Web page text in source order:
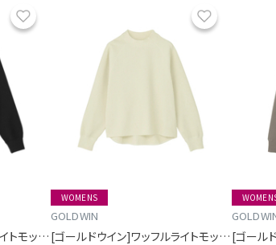
[ゴールドウイン]ワッフルライトモックネックロングスリーブティーシャツ
WOMENS
GOLDWIN
[ゴールドウイン]ワッフルライトモックネックロングスリーブティーシャツ